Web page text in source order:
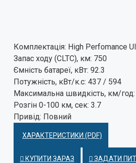
Комплектація: High Perfomance
Запас ходу (CLTC), км: 750
Ємність батареї, кВт: 92.3
Потужність, кВт/к.с: 437 / 594
Максимальна швидкість, км/год:
Розгін 0-100 км, сек: 3.7
Привід: Повний
ХАРАКТЕРИСТИКИ (PDF)
КУПИТИ ЗАРАЗ ЗАДАТИ